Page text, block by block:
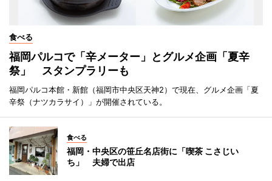
食べる
福岡パルコで「辛メーター」とグルメ企画「夏辛
祭」 スタンプラリーも
福岡パルコ本館・新館（福岡市中央区天神2）で現在、グルメ企画「夏
辛祭（ナツカラサイ）」が開催されている。
食べる
福岡・中央区の笹丘名店街に「喫茶 こさじい
ち」 夫婦で出店